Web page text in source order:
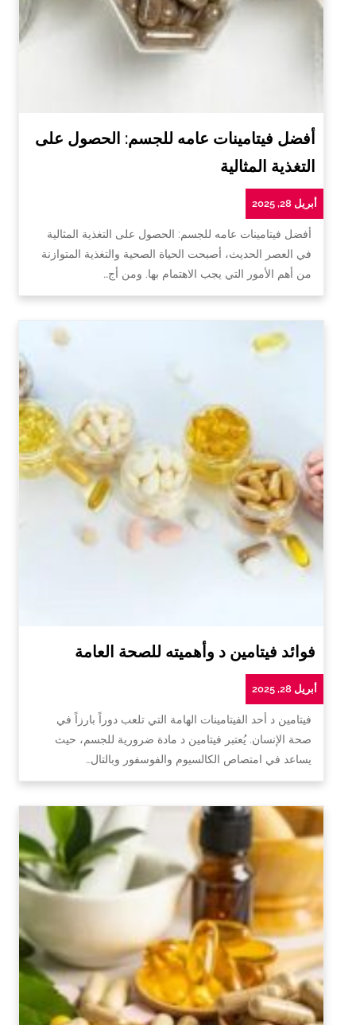
أفضل فيتامينات عامه للجسم: الحصول على
التغذية المثالية
أبريل 28, 2025
أفضل فيتامينات عامه للجسم: الحصول على التغذية المثالية
في العصر الحديث، أصبحت الحياة الصحية والتغذية المتوازنة
من أهم الأمور التي يجب الاهتمام بها. ومن أج…
فوائد فيتامين د وأهميته للصحة العامة
أبريل 28, 2025
فيتامين د أحد الفيتامينات الهامة التي تلعب دوراً بارزاً في
صحة الإنسان. يُعتبر فيتامين د مادة ضرورية للجسم، حيث
يساعد في امتصاص الكالسيوم والفوسفور وبالتال…